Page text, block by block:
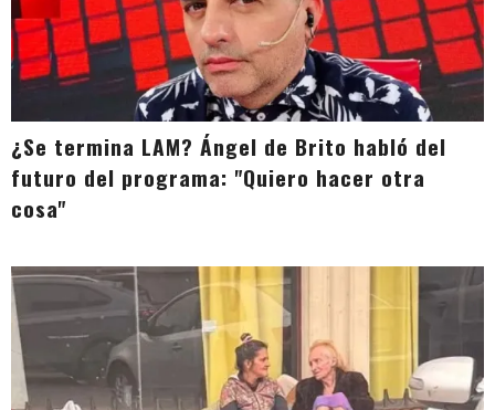
¿Se termina LAM? Ángel de Brito habló del
futuro del programa: "Quiero hacer otra
cosa"